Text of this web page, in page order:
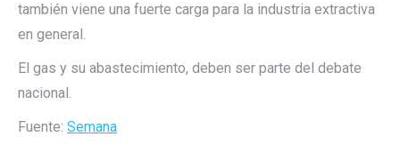
también viene una fuerte carga para la industria extractiva
en general.
El gas y su abastecimiento, deben ser parte del debate
nacional.
Fuente: Semana